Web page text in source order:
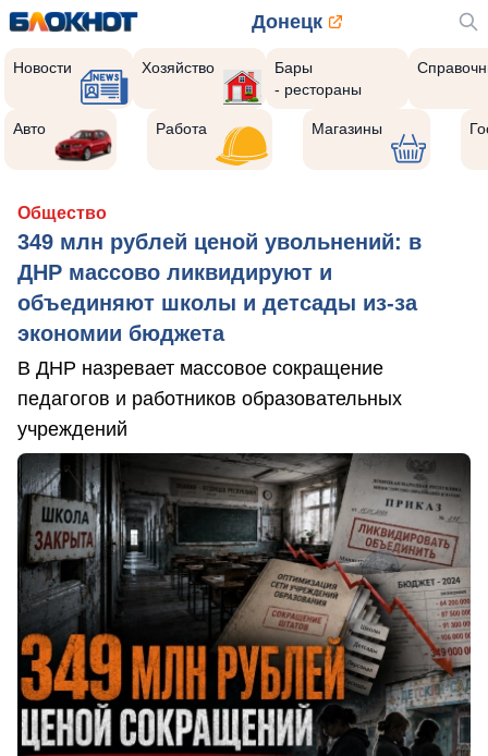
Донецк
Новости Хозяйство
Бары
- рестораны
Авто Работа Магазины
Общество
349 млн рублей ценой увольнений: в
ДНР массово ликвидируют и
объединяют школы и детсады из-за
экономии бюджета
В ДНР назревает массовое сокращение
педагогов и работников образовательных
учреждений